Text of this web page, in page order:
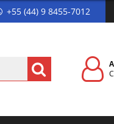
+55 (44) 9 8455-7012